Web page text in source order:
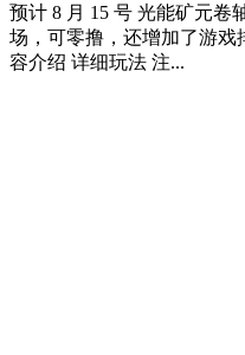
预计 8 月 15 号 光能矿元卷
场，可零撸，还增加了游戏
容介绍 详细玩法 注...